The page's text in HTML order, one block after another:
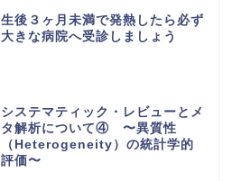
生後３ヶ月未満で発熱したら必ず
大きな病院へ受診しましょう
システマティック・レビューとメ
タ解析について④ 〜異質性
（Heterogeneity）の統計学的
評価〜